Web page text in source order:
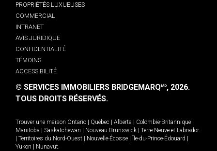
PROPRIÉTÉS LUXUEUSES
COMMERCIAL
INTRANET
AVIS JURIDIQUE
CONFIDENTIALITÉ
TÉMOINS
ACCESSIBILITÉ
© SERVICES IMMOBILIERS BRIDGEMARQMD, 2026.
TOUS DROITS RÉSERVÉS.
Trouver une maison Ontario Québec Alberta Colombie-Britannique
Manitoba
Saskatchewan Nouveau-Brunswick
Terre-Neuve-et-Labrador
Territoires du Nord-Ouest Nouvelle-Écosse Île-du-Prince-Édouard
Yukon
Nunavut.